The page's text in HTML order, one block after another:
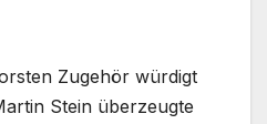
Zugehör würdigt
Stein überzeugte